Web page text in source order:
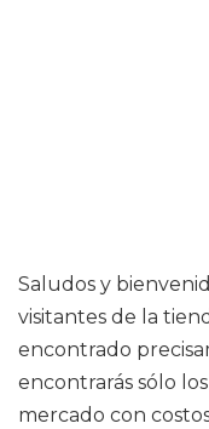
Saludos y
visitantes de la
encontrado
encontrarás sólo
mercado con